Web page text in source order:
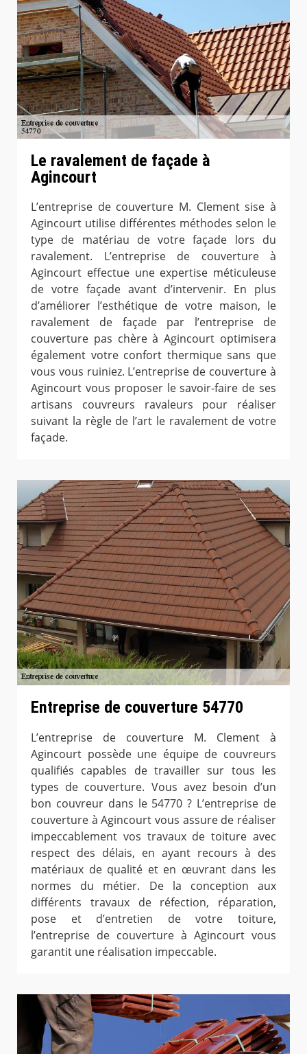
Le ravalement de façade à
Agincourt
L’entreprise de couverture M. Clement sise à
Agincourt utilise différentes méthodes selon le
type de matériau de votre façade lors du
ravalement. L’entreprise de couverture à
Agincourt effectue une expertise méticuleuse
de votre façade avant d’intervenir. En plus
d’améliorer l’esthétique de votre maison, le
ravalement de façade par l’entreprise de
couverture pas chère à Agincourt optimisera
également votre confort thermique sans que
vous vous ruiniez. L’entreprise de couverture à
Agincourt vous proposer le savoir-faire de ses
artisans couvreurs ravaleurs pour réaliser
suivant la règle de l’art le ravalement de votre
façade.
Entreprise de couverture 54770
L’entreprise de couverture M. Clement à
Agincourt possède une équipe de couvreurs
qualifiés capables de travailler sur tous les
types de couverture. Vous avez besoin d’un
bon couvreur dans le 54770 ? L’entreprise de
couverture à Agincourt vous assure de réaliser
impeccablement vos travaux de toiture avec
respect des délais, en ayant recours à des
matériaux de qualité et en œuvrant dans les
normes du métier. De la conception aux
différents travaux de réfection, réparation,
pose et d’entretien de votre toiture,
l’entreprise de couverture à Agincourt vous
garantit une réalisation impeccable.